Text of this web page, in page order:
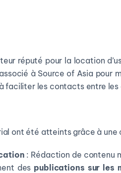
réputé pour la location
à Source of Asia
faciliter les contacts entre les
ont été atteints grâce à une
: Rédaction de contenu
des publications sur les